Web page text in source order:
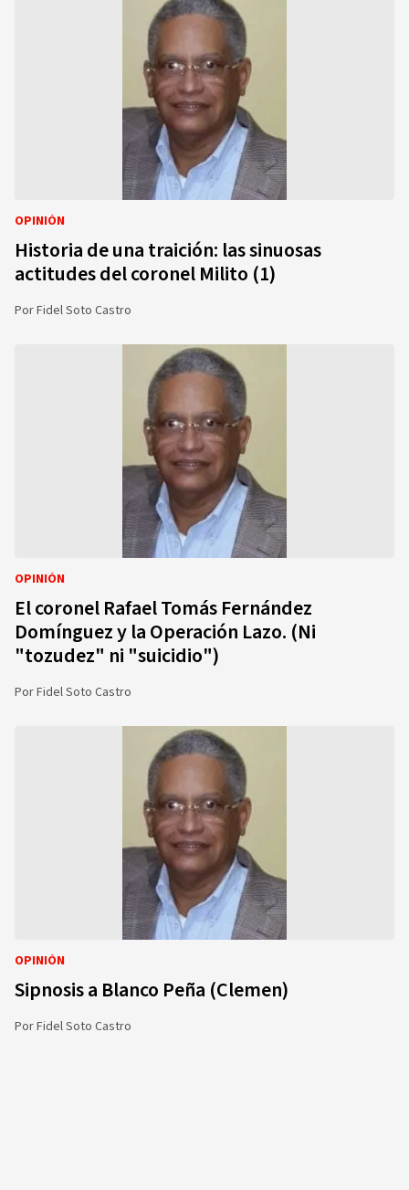
OPINIÓN
Historia de una traición: las sinuosas
actitudes del coronel Milito (1)
PorFidel Soto Castro
OPINIÓN
El coronel Rafael Tomás Fernández
Domínguez y la Operación Lazo. (Ni
"tozudez" ni "suicidio")
PorFidel Soto Castro
OPINIÓN
Sipnosis a Blanco Peña (Clemen)
PorFidel Soto Castro